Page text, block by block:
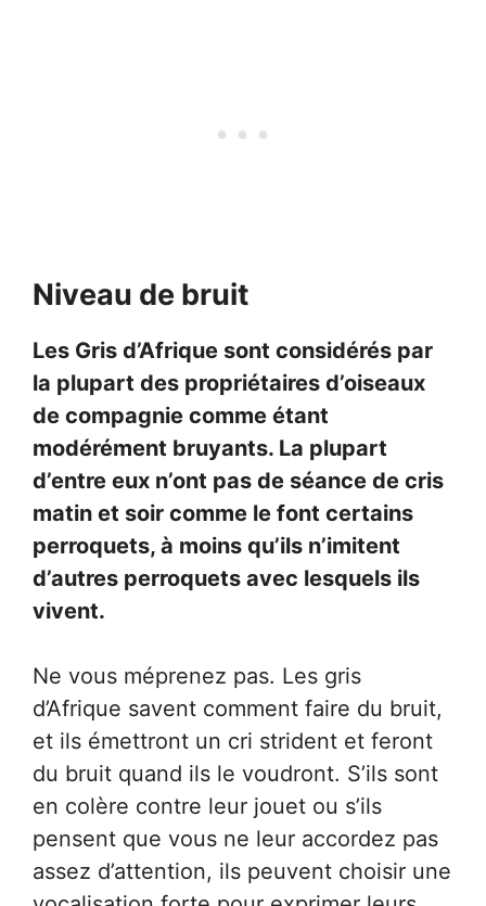
Niveau de bruit
Les Gris d’Afrique sont considérés par
la plupart des propriétaires d’oiseaux
de compagnie comme étant
modérément bruyants. La plupart
d’entre eux n’ont pas de séance de cris
matin et soir comme le font certains
perroquets, à moins qu’ils n’imitent
d’autres perroquets avec lesquels ils
vivent.
Ne vous méprenez pas. Les gris
d’Afrique savent comment faire du bruit,
et ils émettront un cri strident et feront
du bruit quand ils le voudront. S’ils sont
en colère contre leur jouet ou s’ils
pensent que vous ne leur accordez pas
assez d’attention, ils peuvent choisir une